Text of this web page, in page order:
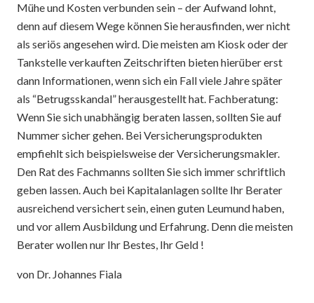
Mühe und Kosten verbunden sein – der Aufwand lohnt,
denn auf diesem Wege können Sie herausfinden, wer nicht
als seriös angesehen wird. Die meisten am Kiosk oder der
Tankstelle verkauften Zeitschriften bieten hierüber erst
dann Informationen, wenn sich ein Fall viele Jahre später
als “Betrugsskandal” herausgestellt hat. Fachberatung:
Wenn Sie sich unabhängig beraten lassen, sollten Sie auf
Nummer sicher gehen. Bei Versicherungsprodukten
empfiehlt sich beispielsweise der Versicherungsmakler.
Den Rat des Fachmanns sollten Sie sich immer schriftlich
geben lassen. Auch bei Kapitalanlagen sollte Ihr Berater
ausreichend versichert sein, einen guten Leumund haben,
und vor allem Ausbildung und Erfahrung. Denn die meisten
Berater wollen nur Ihr Bestes, Ihr Geld !
von Dr. Johannes Fiala